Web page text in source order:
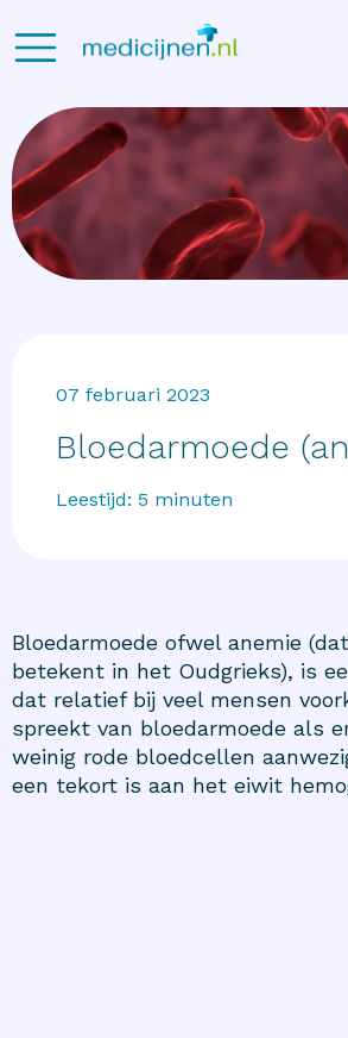
07 februari 2023
Bloedarmoede
Leestijd: 5 minuten
Bloedarmoede ofwel anemie
betekent in het Oudgrieks), is
dat relatief bij veel mensen
spreekt van bloedarmoede als
weinig rode bloedcellen
een tekort is aan het eiwit